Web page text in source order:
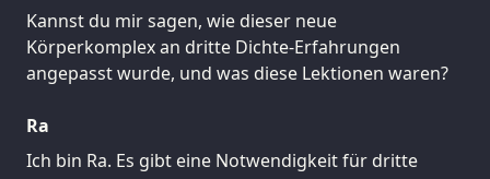
Kannst du mir sagen, wie dieser neue
Körperkomplex an dritte Dichte-Erfahrungen
angepasst wurde, und was diese Lektionen waren?
Ra
Ich bin Ra. Es gibt eine Notwendigkeit für dritte